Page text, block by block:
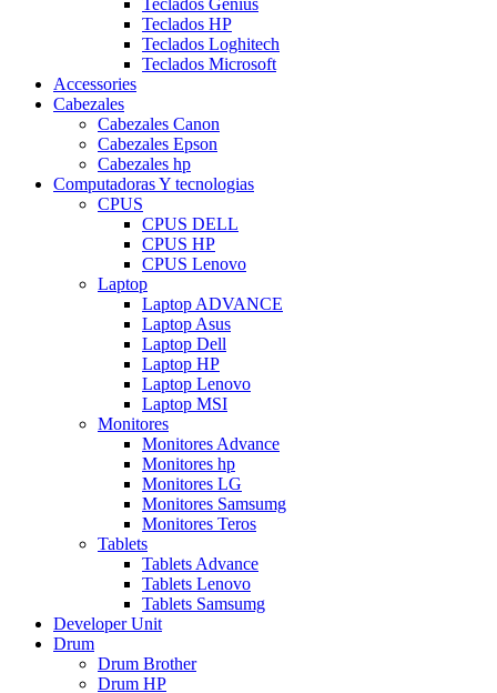
Teclados Genius
Teclados HP
Teclados Loghitech
Teclados Microsoft
Accessories
Cabezales
Cabezales Canon
Cabezales Epson
Cabezales hp
Computadoras Y tecnologias
CPUS
CPUS DELL
CPUS HP
CPUS Lenovo
Laptop
Laptop ADVANCE
Laptop Asus
Laptop Dell
Laptop HP
Laptop Lenovo
Laptop MSI
Monitores
Monitores Advance
Monitores hp
Monitores LG
Monitores Samsumg
Monitores Teros
Tablets
Tablets Advance
Tablets Lenovo
Tablets Samsumg
Developer Unit
Drum
Drum Brother
Drum HP